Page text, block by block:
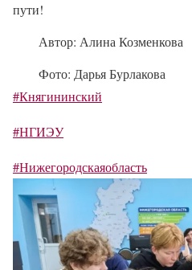
пути!
Автор: Алина Козменкова
Фото: Дарья Бурлакова
#Княгининский
#НГИЭУ
#Нижегородскаяобласть